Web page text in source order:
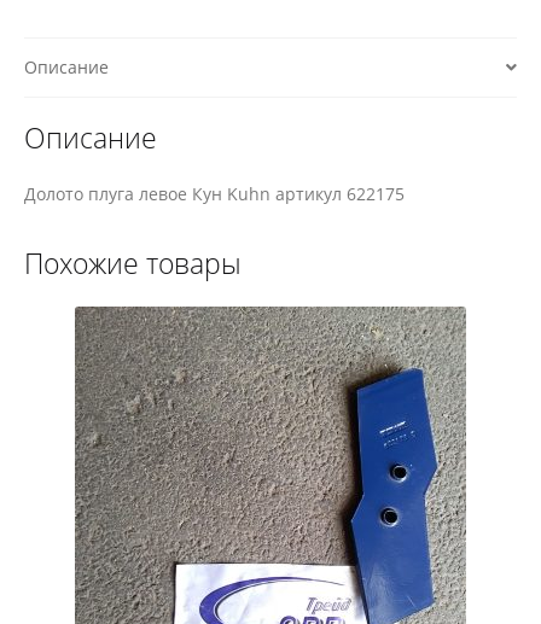
Описание
Описание
Долото плуга левое Кун Kuhn артикул 622175
Похожие товары